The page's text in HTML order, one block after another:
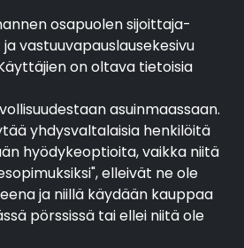
osapuolen sijoittaja-
vastuuvapauslausekesivu
on oltava tietoisia
asuinmaassaan.
yhdysvaltalaisia henkilöitä
hyödykeoptioita, vaikka niitä
elleivät ne ole
ja niillä käydään kauppaa
pörssissä tai ellei niitä ole